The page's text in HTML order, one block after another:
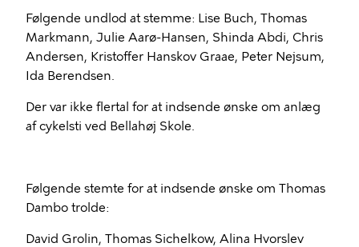
Følgende undlod at stemme: Lise Buch, Thomas
Markmann, Julie Aarø-Hansen, Shinda Abdi, Chris
Andersen, Kristoffer Hanskov Graae, Peter Nejsum,
Ida Berendsen.
Der var ikke flertal for at indsende ønske om anlæg
af cykelsti ved Bellahøj Skole.
Følgende stemte for at indsende ønske om Thomas
Dambo trolde:
David Grolin, Thomas Sichelkow, Alina Hvorslev